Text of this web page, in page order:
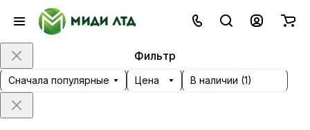
Фильтр
Сначала популярные Цена В наличии (1)